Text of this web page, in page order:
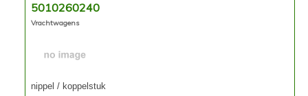
5010260240
Vrachtwagens
nippel / koppelstuk